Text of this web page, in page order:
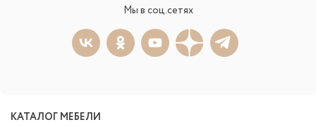
Мы в соц.сетях
КАТАЛОГ МЕБЕЛИ